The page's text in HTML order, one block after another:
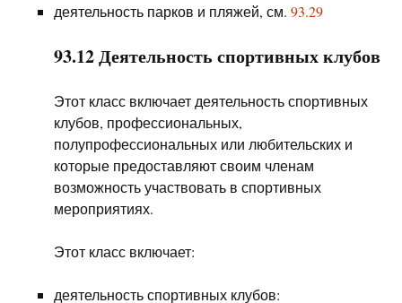
деятельность парков и пляжей, см. 93.29
93.12 Деятельность спортивных клубов
Этот класс включает деятельность спортивных
клубов, профессиональных,
полупрофессиональных или любительских и
которые предоставляют своим членам
возможность участвовать в спортивных
мероприятиях.
Этот класс включает:
деятельность спортивных клубов: